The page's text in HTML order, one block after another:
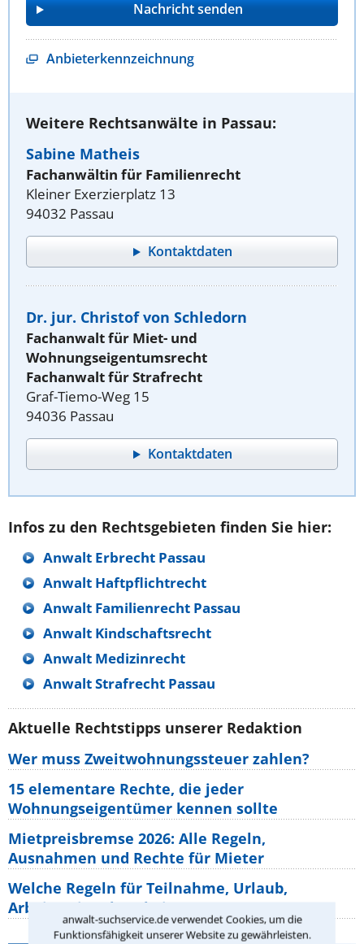
anwalt-suchservice.de verwendet Cookies, um die
Funktionsfähigkeit unserer Website zu gewährleisten.
Anbieterkennzeichnung
Weitere Rechtsanwälte in Passau:
Sabine Matheis
Fachanwältin für Familienrecht
Kleiner Exerzierplatz 13
94032 Passau
Kontaktdaten
Dr. jur. Christof von Schledorn
Fachanwalt für Miet- und
Wohnungseigentumsrecht
Fachanwalt für Strafrecht
Graf-Tiemo-Weg 15
94036 Passau
Kontaktdaten
Infos zu den Rechtsgebieten finden Sie hier:
Anwalt Erbrecht Passau
Anwalt Haftpflichtrecht
Anwalt Familienrecht Passau
Anwalt Kindschaftsrecht
Anwalt Medizinrecht
Anwalt Strafrecht Passau
Aktuelle Rechtstipps unserer Redaktion
Wer muss Zweitwohnungssteuer zahlen?
15 elementare Rechte, die jeder
Wohnungseigentümer kennen sollte
Mietpreisbremse 2026: Alle Regeln,
Ausnahmen und Rechte für Mieter
Welche Regeln für Teilnahme, Urlaub,
Arbeitszeit gelten beim